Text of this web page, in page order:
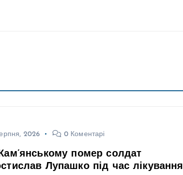
2026 0 Коментарі
помер солдат
Лупашко під час лікування